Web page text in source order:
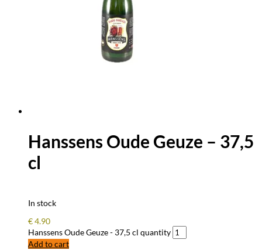
Hanssens Oude Geuze – 37,5
cl
In stock
€4.90
Hanssens Oude Geuze - 37,5 cl quantity
Add to cart